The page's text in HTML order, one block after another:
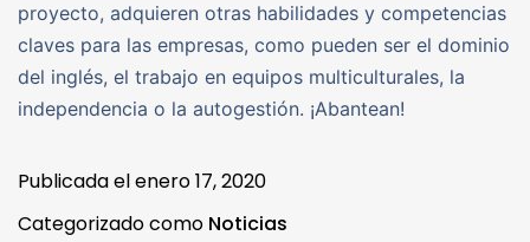
proyecto, adquieren otras habilidades y competencias
claves para las empresas, como pueden ser el dominio
del inglés, el trabajo en equipos multiculturales, la
independencia o la autogestión. ¡Abantean!
Publicada elenero 17, 2020
Categorizado como Noticias